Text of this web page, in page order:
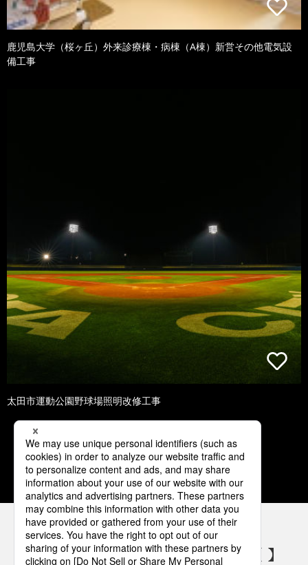
鹿児島大学（桜ヶ丘）外来診療棟・病棟（A棟）新営その他電気設
備工事
太田市運動公園野球場照明改修工事
1 2 3 4 5
パナソニックの電気設備 SNSアカウント